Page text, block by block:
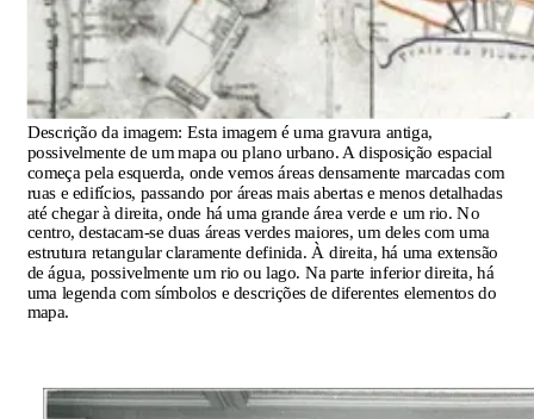
Descrição da imagem: Esta imagem é uma gravura antiga,
possivelmente de um mapa ou plano urbano. A disposição espacial
começa pela esquerda, onde vemos áreas densamente marcadas com
ruas e edifícios, passando por áreas mais abertas e menos detalhadas
até chegar à direita, onde há uma grande área verde e um rio. No
centro, destacam-se duas áreas verdes maiores, um deles com uma
estrutura retangular claramente definida. À direita, há uma extensão
de água, possivelmente um rio ou lago. Na parte inferior direita, há
uma legenda com símbolos e descrições de diferentes elementos do
mapa.